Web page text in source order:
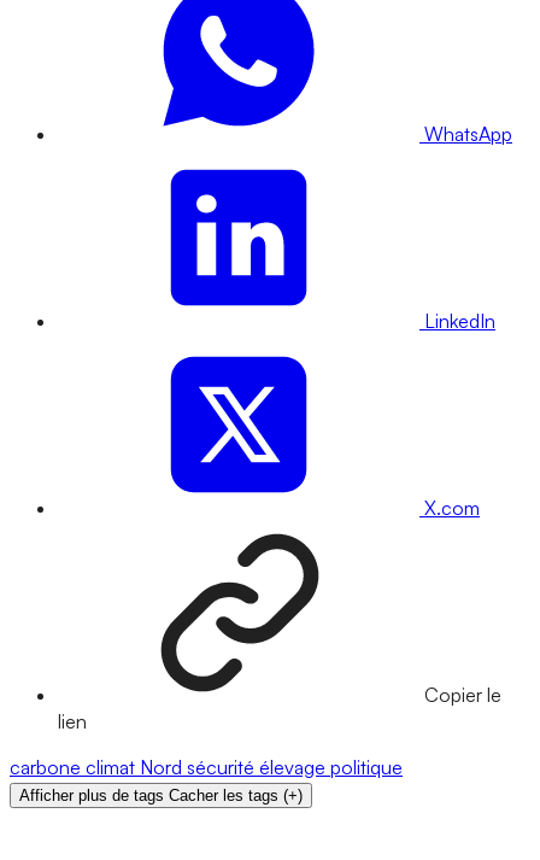
WhatsApp
LinkedIn
X.com
Copier le
lien
carbone climat Nord sécurité élevage politique
Afficher plus de tags Cacher les tags (+)